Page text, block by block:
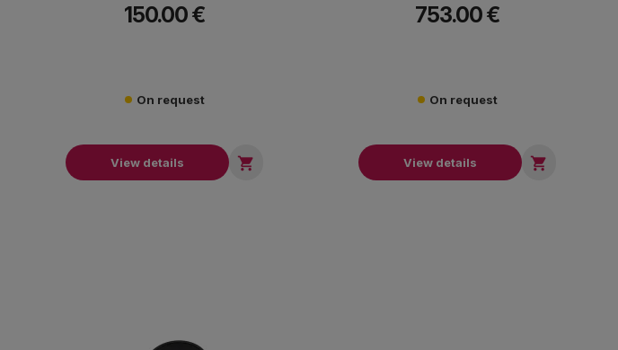
150.00 €
On request
View details 
όσα χρειάζεστε για να μετατρέψετε τον
753.00 €
On request
View details 